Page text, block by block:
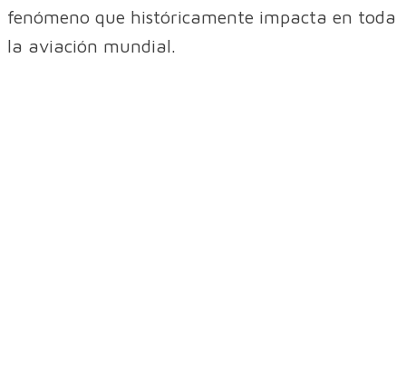
fenómeno que históricamente impacta en toda
la aviación mundial.